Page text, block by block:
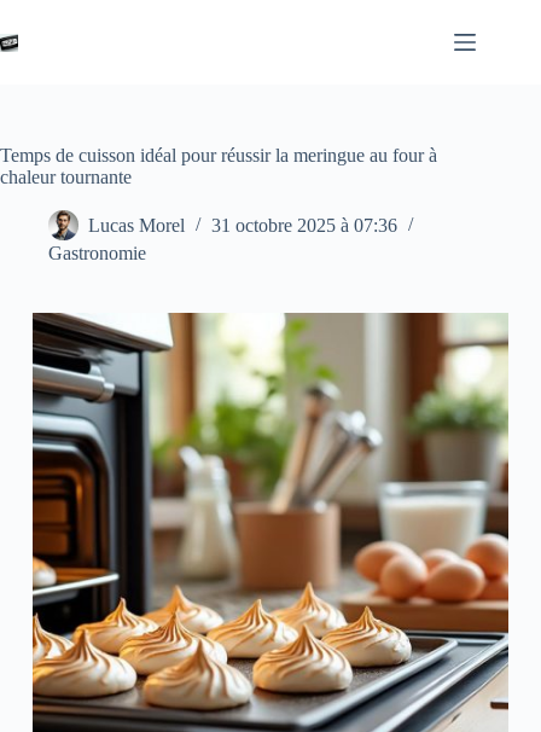
au
contenu
Temps de cuisson idéal pour réussir la meringue au four à
chaleur tournante
Lucas Morel
31 octobre 2025 à 07:36
Gastronomie